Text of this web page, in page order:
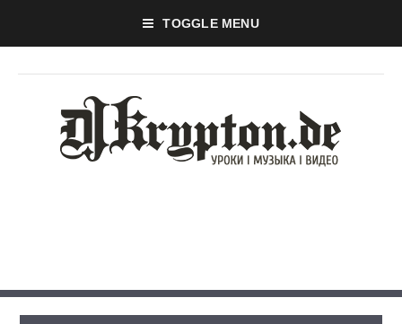
TOGGLE MENU